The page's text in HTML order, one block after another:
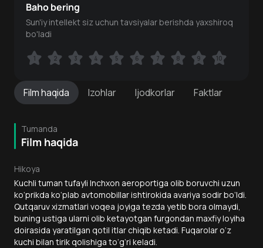
Filmhaqida Izohlar Ijodkorlar Faktlar
Tumanda
Film haqida
Hikoya
Kuchli tuman tufayli Inchxon aeroportiga olib boruvchi uzun
ko‘prikda ko‘plab avtomobillar ishtirokida avariya sodir bo‘ldi.
Qutqaruv xizmatlari voqea joyiga tezda yetib bora olmaydi,
buning ustiga ularni olib ketayotgan furgondan maxfiy loyiha
doirasida yaratilgan qotil itlar chiqib ketadi. Fuqarolar o‘z
kuchi bilan tirik qolishiga to‘g‘ri keladi.
Baho bering
Sun'iy intellekt siz uchun tavsiyalar berishda yaxshiroq
bo'ladi
1 2 3 4 5 6 7 8 9 10
1 2 3 4 5 6 7 8 9 10